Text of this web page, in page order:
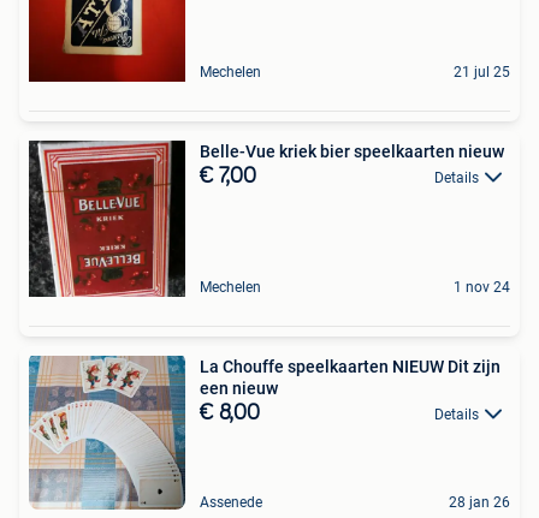
Mechelen 21 jul 25
Belle-Vue kriek bier speelkaarten nieuw
€ 7,00 Details
Mechelen 1 nov 24
La Chouffe speelkaarten NIEUW Dit zijn
een nieuw
€ 8,00 Details
Assenede 28 jan 26